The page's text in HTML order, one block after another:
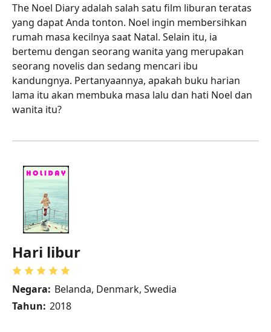
The Noel Diary adalah salah satu film liburan teratas
yang dapat Anda tonton. Noel ingin membersihkan
rumah masa kecilnya saat Natal. Selain itu, ia
bertemu dengan seorang wanita yang merupakan
seorang novelis dan sedang mencari ibu
kandungnya. Pertanyaannya, apakah buku harian
lama itu akan membuka masa lalu dan hati Noel dan
wanita itu?
Hari libur
Negara: Belanda, Denmark, Swedia
Tahun: 2018